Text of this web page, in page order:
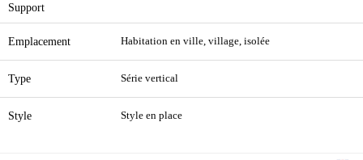
Support
Emplacement Habitation en ville, village, isolée
Type Série vertical
Style Style en place